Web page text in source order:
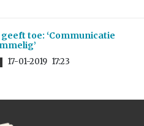
toe: ‘Communicatie
17-01-2019 17:23